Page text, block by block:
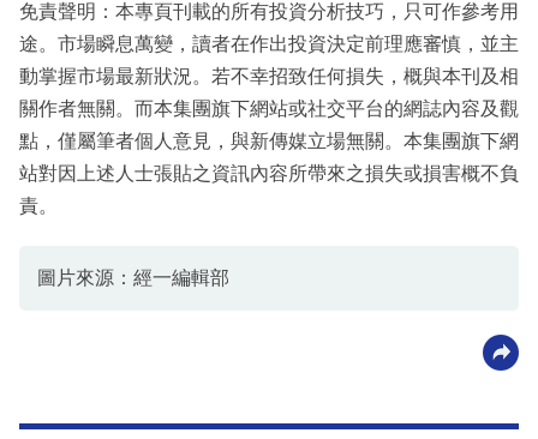
免責聲明：本專頁刊載的所有投資分析技巧，只可作參考用
途。市場瞬息萬變，讀者在作出投資決定前理應審慎，並主
動掌握市場最新狀況。若不幸招致任何損失，概與本刊及相
關作者無關。而本集團旗下網站或社交平台的網誌內容及觀
點，僅屬筆者個人意見，與新傳媒立場無關。本集團旗下網
站對因上述人士張貼之資訊內容所帶來之損失或損害概不負
責。
圖片來源：經一編輯部